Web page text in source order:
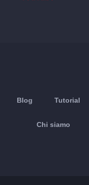
Blog Tutorial
Chi siamo